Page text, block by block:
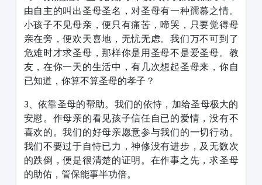
由自主的叫出圣母圣名，对圣母有一种孺慕之情。
小孩子不见母亲，便只有痛苦，啼哭，只要觉得母
亲在旁，便欢天喜地，无忧无虑。我们万不可到了
危难时才求圣母，那样你是用圣母不是爱圣母。教
友，在你一天的生活中，有几次想起圣母来，你自
已知道，你算不算圣母的孝子？
3、依靠圣母的帮助。我们的依恃，加给圣母极大的
安慰。作母亲的看见孩子信任自已的爱情，没有不
喜欢的。我们的好母亲愿意参与我们的一切行动。
我们不要过于自恃已力，神修没有进步，及无数次
的跌倒，便是很清楚的证明。在作事之先，求圣母
的助佑，管保能事半功倍。